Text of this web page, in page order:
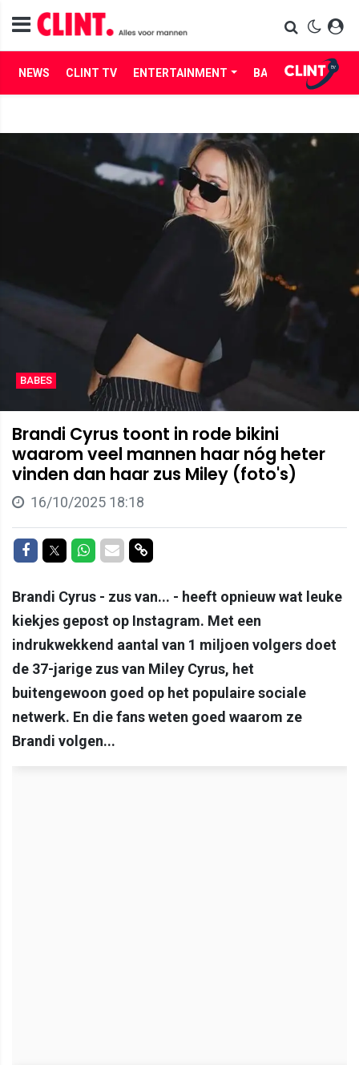
NEWS CLINT TV ENTERTAINMENT BABES LIFE
BABES
Brandi Cyrus toont in rode bikini
waarom veel mannen haar nóg heter
vinden dan haar zus Miley (foto's)
16/10/2025 18:18
Delen op Facebook
Delen op Twitter
Delen op Whatsapp
Delen via Mail
Delen via link
Brandi Cyrus - zus van... - heeft opnieuw wat leuke
kiekjes gepost op Instagram. Met een
indrukwekkend aantal van 1 miljoen volgers doet
de 37-jarige zus van Miley Cyrus, het
buitengewoon goed op het populaire sociale
netwerk. En die fans weten goed waarom ze
Brandi volgen...